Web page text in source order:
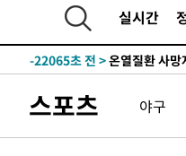
실시간
-23314초 전 >
[속보]이강인
틀레티코 이적"
-23096초 전 >
-22065초 전 >온열질환 사
-12117초 전 >
백운산서 80
-9827초 전 >선재도서 해루
스포츠 야구